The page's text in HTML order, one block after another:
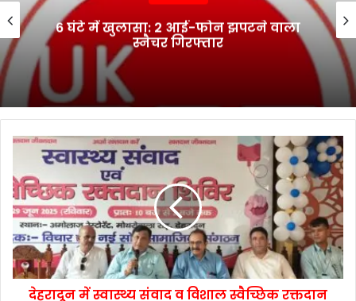
भानियावाला में आयोजित स्वैच्छिक रक्तदान
शिविर में 41 रक्तवीरों ने किया रक्तदान
देहरादून में स्वास्थ्य संवाद व विशाल स्वैच्छिक रक्तदान